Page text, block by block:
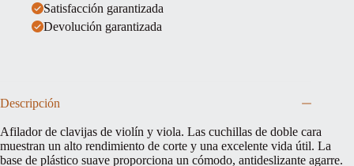
Satisfacción garantizada
Devolución garantizada
Descripción
Afilador de clavijas de violín y viola. Las cuchillas de doble cara
muestran un alto rendimiento de corte y una excelente vida útil. La
base de plástico suave proporciona un cómodo, antideslizante agarre.